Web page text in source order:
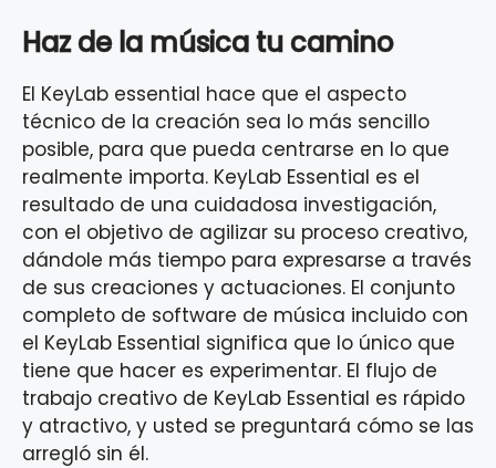
Haz de la música tu camino
El KeyLab essential hace que el aspecto
técnico de la creación sea lo más sencillo
posible, para que pueda centrarse en lo que
realmente importa. KeyLab Essential es el
resultado de una cuidadosa investigación,
con el objetivo de agilizar su proceso creativo,
dándole más tiempo para expresarse a través
de sus creaciones y actuaciones. El conjunto
completo de software de música incluido con
el KeyLab Essential significa que lo único que
tiene que hacer es experimentar. El flujo de
trabajo creativo de KeyLab Essential es rápido
y atractivo, y usted se preguntará cómo se las
arregló sin él.